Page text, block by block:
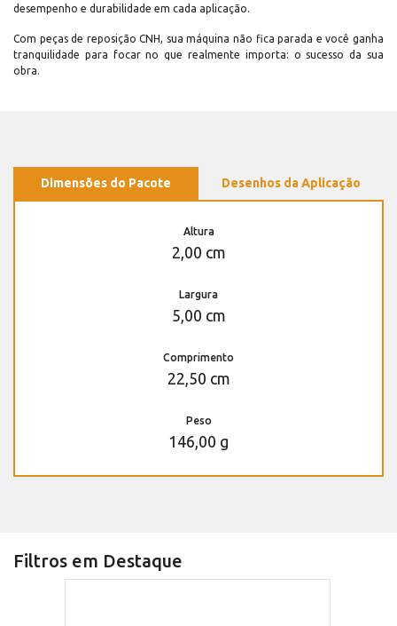
desempenho e durabilidade em cada aplicação.
Com peças de reposição CNH, sua máquina não fica parada e você ganha
tranquilidade para focar no que realmente importa: o sucesso da sua
obra.
Dimensões do Pacote Desenhos da Aplicação
Altura
2,00 cm
Largura
5,00 cm
Comprimento
22,50 cm
Peso
146,00 g
Filtros em Destaque